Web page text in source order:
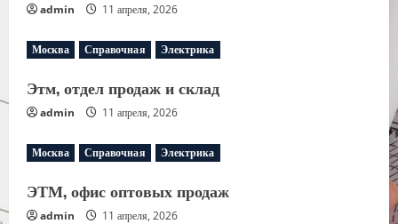
admin 11 апреля, 2026
Москва Справочная Электрика
Этм, отдел продаж и склад
admin 11 апреля, 2026
Москва Справочная Электрика
ЭТМ, офис оптовых продаж
admin 11 апреля, 2026